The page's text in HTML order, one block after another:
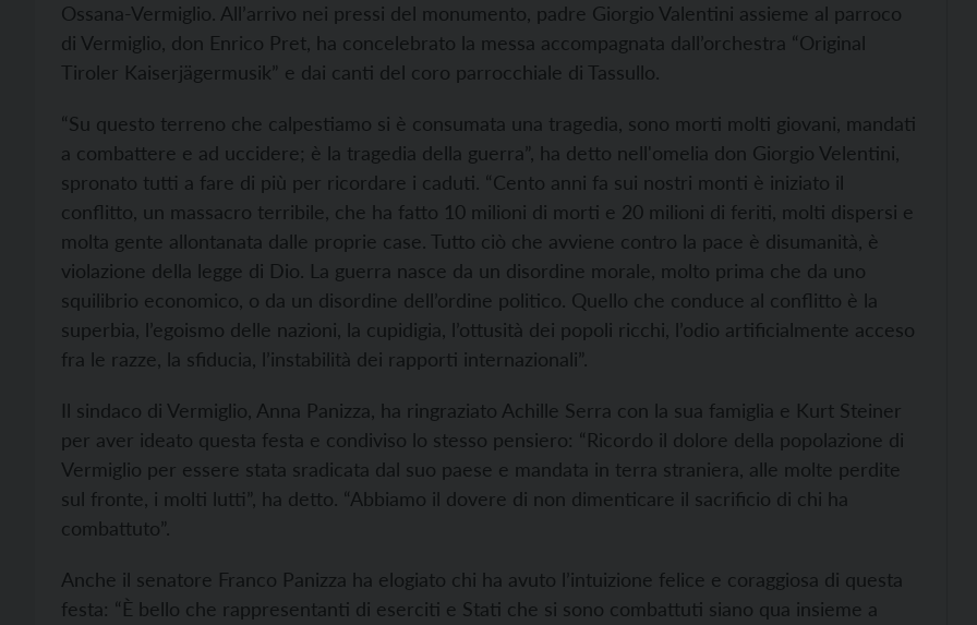
Ossana-Vermiglio. All’arrivo nei pressi del monumento, padre Giorgio Valentini assieme al parroco
di Vermiglio, don Enrico Pret, ha concelebrato la messa accompagnata dall’orchestra “Original
Tiroler Kaiserjägermusik” e dai canti del coro parrocchiale di Tassullo.
“Su questo terreno che calpestiamo si è consumata una tragedia, sono morti molti giovani, mandati
a combattere e ad uccidere; è la tragedia della guerra”, ha detto nell'omelia don Giorgio Velentini,
spronato tutti a fare di più per ricordare i caduti. “Cento anni fa sui nostri monti è iniziato il
conflitto, un massacro terribile, che ha fatto 10 milioni di morti e 20 milioni di feriti, molti dispersi e
molta gente allontanata dalle proprie case. Tutto ciò che avviene contro la pace è disumanità, è
violazione della legge di Dio. La guerra nasce da un disordine morale, molto prima che da uno
squilibrio economico, o da un disordine dell’ordine politico. Quello che conduce al conflitto è la
superbia, l’egoismo delle nazioni, la cupidigia, l’ottusità dei popoli ricchi, l’odio artificialmente acceso
fra le razze, la sfiducia, l’instabilità dei rapporti internazionali”.
Il sindaco di Vermiglio, Anna Panizza, ha ringraziato Achille Serra con la sua famiglia e Kurt Steiner
per aver ideato questa festa e condiviso lo stesso pensiero: “Ricordo il dolore della popolazione di
Vermiglio per essere stata sradicata dal suo paese e mandata in terra straniera, alle molte perdite
sul fronte, i molti lutti”, ha detto. “Abbiamo il dovere di non dimenticare il sacrificio di chi ha
combattuto”.
Anche il senatore Franco Panizza ha elogiato chi ha avuto l’intuizione felice e coraggiosa di questa
festa: “È bello che rappresentanti di eserciti e Stati che si sono combattuti siano qua insieme a